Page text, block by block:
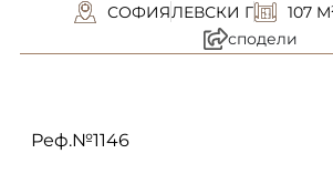
СОФИЯЛЕВСКИ Г 107
сподели
Реф.№1146